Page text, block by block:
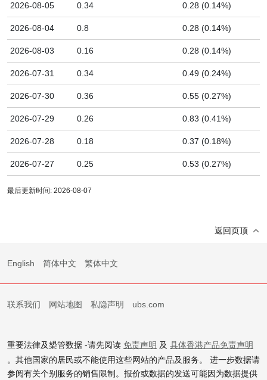
2026-08-05 0.34 0.28 (0.14%)
2026-08-04 0.8 0.28 (0.14%)
2026-08-03 0.16 0.28 (0.14%)
2026-07-31 0.34 0.49 (0.24%)
2026-07-30 0.36 0.55 (0.27%)
2026-07-29 0.26 0.83 (0.41%)
2026-07-28 0.18 0.37 (0.18%)
2026-07-27 0.25 0.53 (0.27%)
最后更新时间: 2026-08-07
返回页顶
English 简体中文 繁体中文
联系我们 网站地图 私隐声明 ubs.com
重要法律及槼管数据 -请先阅读 免责声明 及 具体香港产品免责声明
。其他国家的居民或不能使用这些网站的产品及服务。 进一步数据请
参阅有关个别服务的销售限制。报价或数据的发送可能因为数据提供